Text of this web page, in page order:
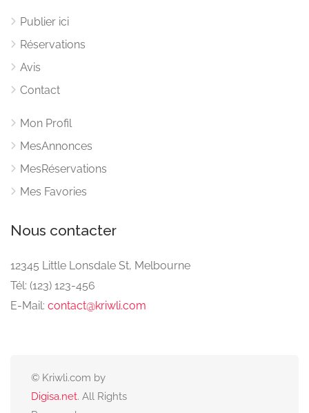
Publier ici
Réservations
Avis
Contact
Mon Profil
MesAnnonces
MesRéservations
Mes Favories
Nous contacter
12345 Little Lonsdale St, Melbourne
Tél: (123) 123-456
E-Mail: contact@kriwli.com
© Kriwli.com by
Digisa.net. All Rights